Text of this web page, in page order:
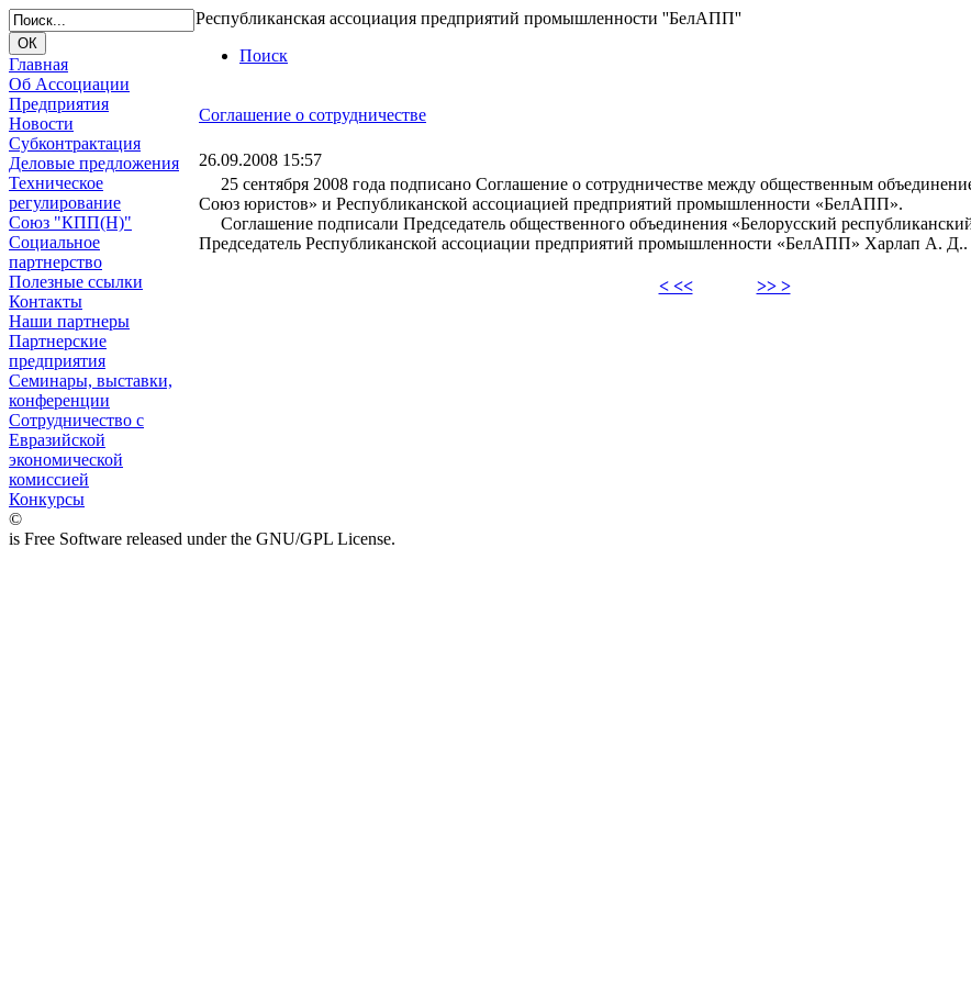
Главная
Об Ассоциации
Предприятия
Новости
Субконтрактация
Деловые предложения
Техническое
регулирование
Союз "КПП(Н)"
Социальное
партнерство
Полезные ссылки
Контакты
Наши партнеры
Партнерские
предприятия
Семинары, выставки,
конференции
Сотрудничество с
Евразийской
экономической
комиссией
Конкурсы
Республиканская ассоциация предприятий промышленности ''БелАПП''
Поиск
Соглашение о сотрудничестве
26.09.2008 15:57
25 сентября 2008 года подписано Соглашение о сотрудничестве между общественным
Союз юристов» и Республиканской ассоциацией предприятий промышленности «БелАПП».
Соглашение подписали Председатель общественного объединения «Белорусский
Председатель Республиканской ассоциации предприятий промышленности «БелАПП» Харлап А. Д..
< << >> >
©
is Free Software released under the GNU/GPL License.